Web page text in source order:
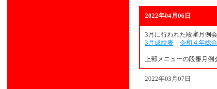
2022年04月06日
3月に行われた段審月例
3月成績表
令和４年総
上部メニューの段審月例
2022年03月07日